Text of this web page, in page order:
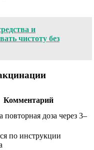
и
чистоту без
Комментарий
доза через 3–
по инструкции